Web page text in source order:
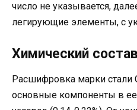
число не указывается,
легирующие элементы, с
Химический состав
Расшифровка марки стали
основные компоненты в